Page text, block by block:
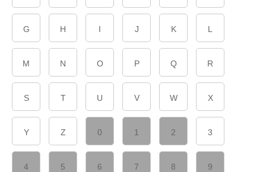
G H I J K L
M N O P Q R
S T U V W X
Y Z 0 1 2 3
4 5 6 7 8 9